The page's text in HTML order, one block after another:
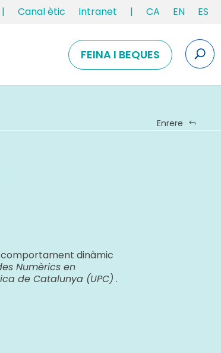
| Canal ètic Intranet | CA EN ES
FEINA I BEQUES
Enrere
comportament dinàmic
Numèrics en
de Catalunya (UPC) .